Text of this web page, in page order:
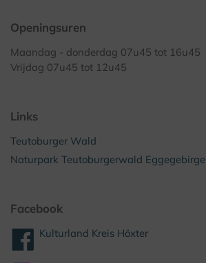
Openingsuren
Maandag - donderdag 07u45 tot 16u45
Vrijdag 07u45 tot 12u45
Links
Teutoburger Wald
Naturpark Teutoburgerwald Eggegebirge
Facebook
Kulturland Kreis Höxter